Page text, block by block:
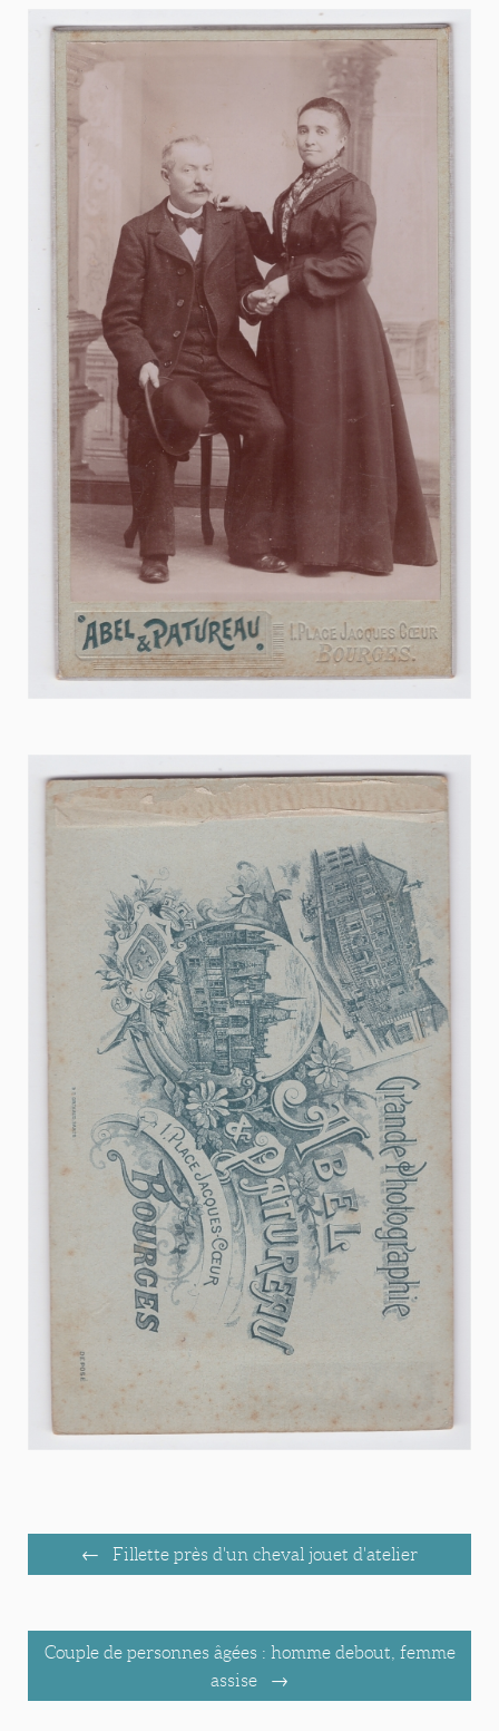
Fillette près d'un cheval jouet d'atelier
Couple de personnes âgées : homme debout, femme
assise